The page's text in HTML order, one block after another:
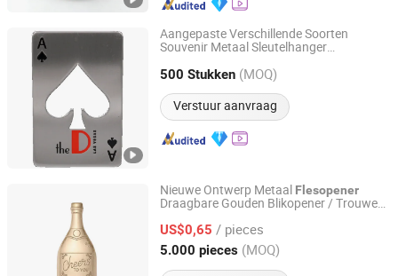
Aangepaste Verschillende Soorten
Souvenir Metaal Sleutelhanger
500 Stukken (MOQ)
Verstuur aanvraag
Logo Emblem Industries Co., Ltd.
Guangdong, China Sinds 2010
Nieuwe Ontwerp Metaal Flesopener
Draagbare Gouden Blikopener / Trouwen
US$0,65 / pieces
5.000 pieces (MOQ)
Wuxi Hengpei Import & Export Co., Ltd.
Jiangsu, China Sinds 2025